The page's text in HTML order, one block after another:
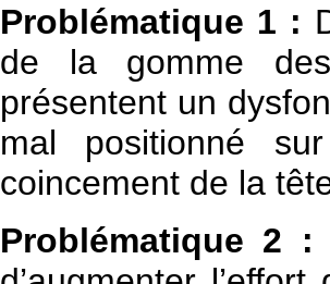
Problématique 1 :
de la gomme
présentent un
mal positionné
coincement de la
Problématique 2